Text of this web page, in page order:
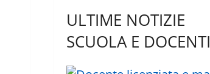
ULTIME NOTIZIE
SCUOLA E DOCENTI